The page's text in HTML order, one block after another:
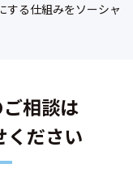
する仕組みをソーシャ
相談は
ください